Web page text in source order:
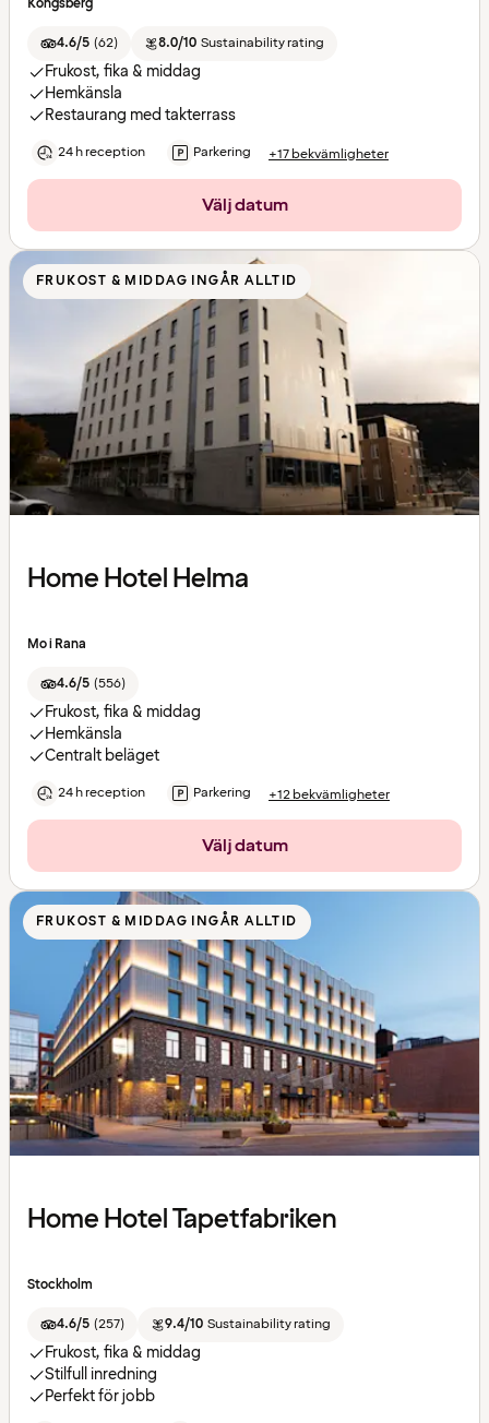
Kongsberg
4.6/5 (62) 8.0/10 Sustainability rating
Frukost, fika & middag
Hemkänsla
Restaurang med takterrass
24 h reception Parkering +17 bekvämligheter
Välj datum
FRUKOST & MIDDAG INGÅR ALLTID
Home Hotel Helma
Mo i Rana
4.6/5 (556)
Frukost, fika & middag
Hemkänsla
Centralt beläget
24 h reception Parkering +12 bekvämligheter
Välj datum
FRUKOST & MIDDAG INGÅR ALLTID
Home Hotel Tapetfabriken
Stockholm
4.6/5 (257) 9.4/10 Sustainability rating
Frukost, fika & middag
Stilfull inredning
Perfekt för jobb